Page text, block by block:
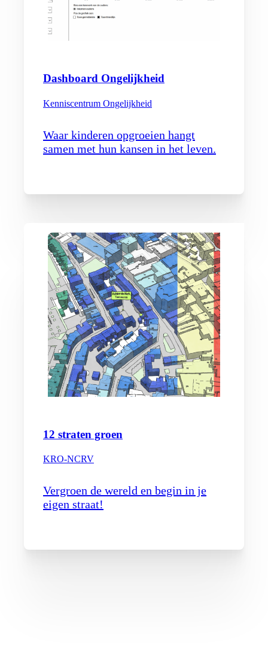
Dashboard Ongelijkheid
Kenniscentrum Ongelijkheid
Waar kinderen opgroeien hangt
samen met hun kansen in het leven.
12 straten groen
KRO-NCRV
Vergroen de wereld en begin in je
eigen straat!